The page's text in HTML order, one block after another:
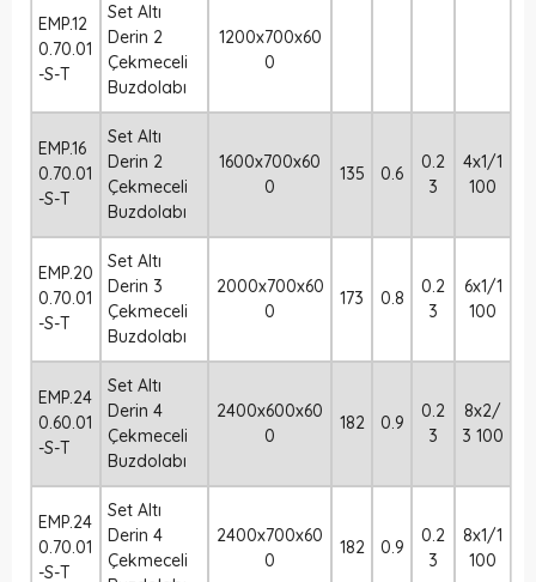
EMP.12
0.70.01
-S-T
Set Altı
Derin 2
Çekmeceli
Buzdolabı
1200x700x60
0
EMP.16
0.70.01
-S-T
Set Altı
Derin 2
Çekmeceli
Buzdolabı
1600x700x60
0
135 0.6
0.2
3
4x1/1
100
EMP.20
0.70.01
-S-T
Set Altı
Derin 3
Çekmeceli
Buzdolabı
2000x700x60
0
173 0.8
0.2
3
6x1/1
100
EMP.24
0.60.01
-S-T
Set Altı
Derin 4
Çekmeceli
Buzdolabı
2400x600x60
0
182 0.9
0.2
3
8x2/
3 100
EMP.24
0.70.01
-S-T
Set Altı
Derin 4
Çekmeceli
2400x700x60
0
182 0.9
0.2
3
8x1/1
100